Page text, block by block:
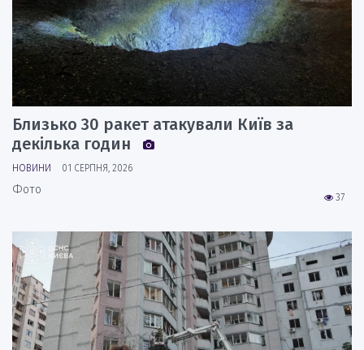
Близько 30 ракет атакували Київ за
декілька годин
НОВИНИ 01 СЕРПНЯ, 2026
37
Фото